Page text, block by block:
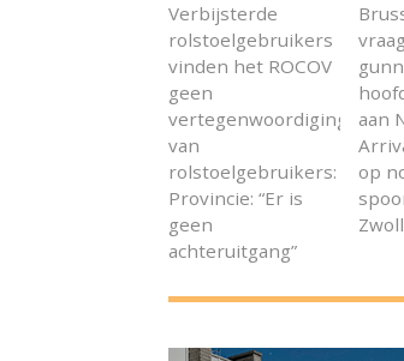
Verbijsterde
rolstoelgebruikers
vinden het ROCOV
geen
vertegenwoordiging
van
rolstoelgebruikers:
Provincie: “Er is
geen
achteruitgang”
aan
op